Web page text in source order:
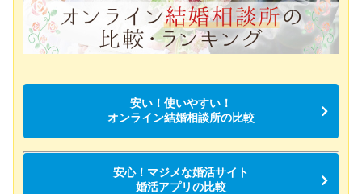
安い！使いやすい！
オンライン結婚相談所の比較
安心！マジメな婚活サイト
婚活アプリの比較